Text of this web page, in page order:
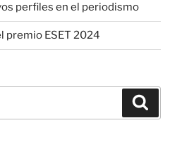
perfiles en el periodismo
premio ESET 2024